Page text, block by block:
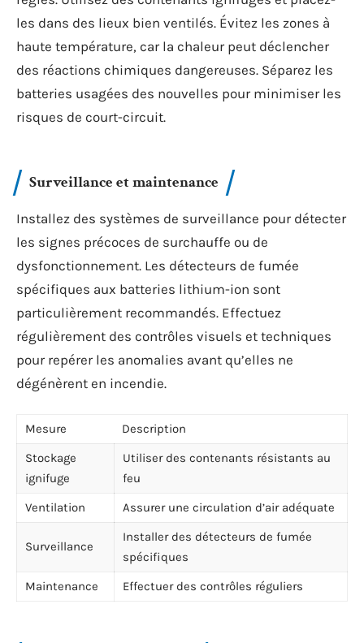
les dans des lieux bien ventilés. Évitez les zones à
haute température, car la chaleur peut déclencher
des réactions chimiques dangereuses. Séparez les
batteries usagées des nouvelles pour minimiser les
risques de court-circuit.
Surveillance et maintenance
Installez des systèmes de surveillance pour détecter
les signes précoces de surchauffe ou de
dysfonctionnement. Les détecteurs de fumée
spécifiques aux batteries lithium-ion sont
particulièrement recommandés. Effectuez
régulièrement des contrôles visuels et techniques
pour repérer les anomalies avant qu’elles ne
dégénèrent en incendie.
Mesure
Description
Stockage
ignifuge
Utiliser des contenants résistants au
feu
Ventilation
Assurer une circulation d’air adéquate
Surveillance
Installer des détecteurs de fumée
spécifiques
Maintenance
Effectuer des contrôles réguliers